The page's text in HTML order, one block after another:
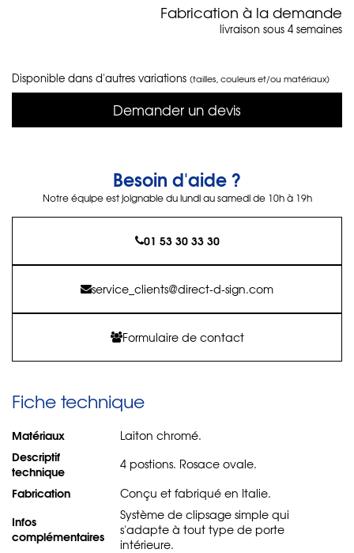
Fabrication à la demande
livraison sous 4 semaines
Disponible dans d'autres variations (tailles, couleurs et/ou matériaux)
Demander un devis
Besoin d'aide ?
Notre équipe est joignable du lundi au samedi de 10h à 19h
01 53 30 33 30
service_clients@direct-d-sign.com
Formulaire de contact
Fiche technique
Matériaux Laiton chromé.
Descriptif
technique
4 postions. Rosace ovale.
Fabrication Conçu et fabriqué en Italie.
Infos
complémentaires
Système de clipsage simple qui
s'adapte à tout type de porte
intérieure.